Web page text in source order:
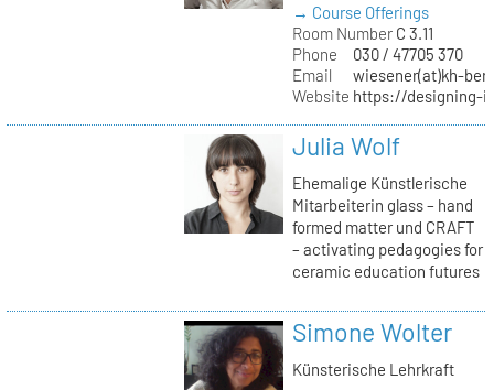
→ Course Offerings
Room NumberC 3.11
Phone
030 / 47705 370
Email
wiesener(at)kh-
Website https://designing-
Julia Wolf
Ehemalige Künstlerische
Mitarbeiterin glass – hand
formed matter und CRAFT
– activating pedagogies for
ceramic education futures
Simone Wolter
Künsterische Lehrkraft